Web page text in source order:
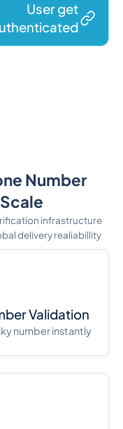
User get
Number
infrastructure
delivery realiabillity
Validation
number instantly